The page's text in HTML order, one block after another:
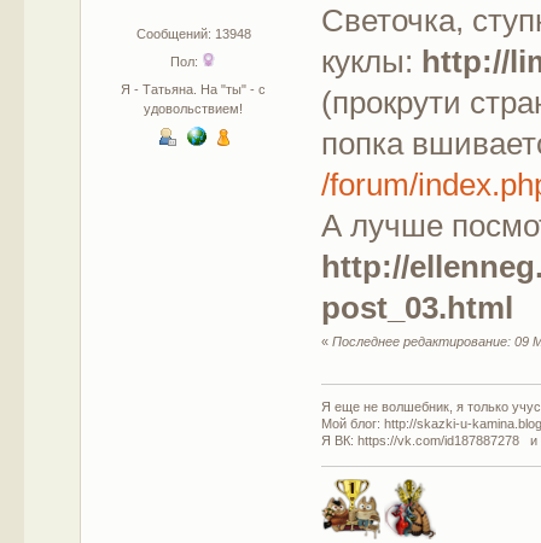
Сообщений: 13948
Пол:
Я - Татьяна. На "ты" - с
удовольствием!
Светочка,
куклы: http://
(прокрути
попка
/forum/
А лучше
http://
post_03.html
«Последнее редактирование: 09
Я еще не волшебник, я только
Мой блог: http://skazki-u-
Я ВК: https://vk.com/id187887278 и